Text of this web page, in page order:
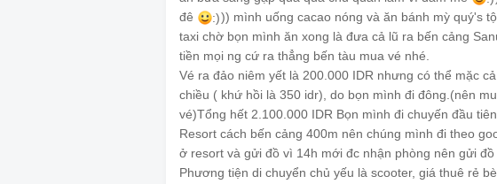
đê
:))) mình uống cacao nóng và ăn bánh mỳ quý's
taxi chờ bọn mình ăn xong là đưa cả lũ ra bến cảng
tiền mọi ng cứ ra thẳng bến tàu mua vé nhé.
Vé ra đảo niêm yết là 200.000 IDR nhưng có thể mặc
chiều ( khứ hồi là 350 idr), do bọn mình đi đông.(nên
vé)Tổng hết 2.100.000 IDR Bọn mình đi chuyến đầu
Resort cách bến cảng 400m nên chúng mình đi theo
ở resort và gửi đồ vì 14h mới đc nhận phòng nên gửi
Phương tiện di chuyển chủ yếu là scooter, giá thuê rẻ